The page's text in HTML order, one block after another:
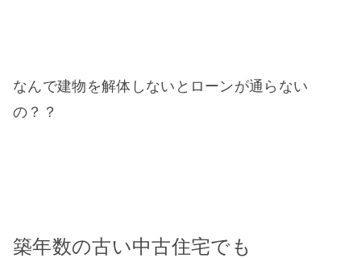
なんで建物を解体しないとローンが通らない
の？？
築年数の古い中古住宅でも